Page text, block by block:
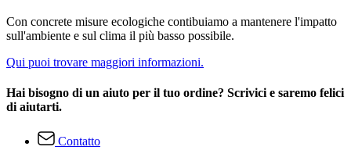
Con concrete misure ecologiche contibuiamo a mantenere l'impatto
sull'ambiente e sul clima il più basso possibile.
Qui puoi trovare maggiori informazioni.
Hai bisogno di un aiuto per il tuo ordine? Scrivici e saremo felici
di aiutarti.
Contatto